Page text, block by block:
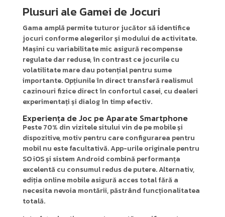
Plusuri ale Gamei de Jocuri
Gama amplă permite tuturor jucător să identifice
jocuri conforme alegerilor și modului de activitate.
Mașini cu variabilitate mic asigură recompense
regulate dar reduse, în contrast ce jocurile cu
volatilitate mare dau potențial pentru sume
importante. Opțiunile în direct transferă realismul
cazinouri fizice direct în confortul casei, cu dealeri
experimentați și dialog în timp efectiv.
Experiența de Joc pe Aparate Smartphone
Peste 70% din vizitele sitului vin de pe mobile și
dispozitive, motiv pentru care configurarea pentru
mobil nu este facultativă. App-urile originale pentru
SO iOS și sistem Android combină performanța
excelentă cu consumul redus de putere. Alternativ,
ediția online mobile asigură acces total fără a
necesita nevoia montării, păstrând funcționalitatea
totală.